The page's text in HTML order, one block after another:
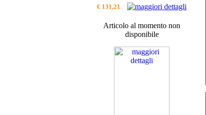
€ 131,21
Articolo al momento non
disponibile